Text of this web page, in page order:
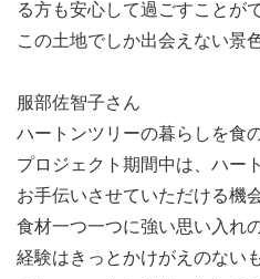
9月23日(火)：
ふるさと祭り
9月24日(水)：
摩周湖＆阿寒湖
9月25日(木)：
最終日。鶴居
へ。
※プラン内容は、メンバー確
んに鶴居村で経験してみたい
めて教えていただいたのち、
る方も安心して過ごすことが
この土地でしか出会えない景
服部佐智子さん
ハートンツリーの暮らしを食
プロジェクト期間中は、ハー
お手伝いさせていただける機
食材一つ一つに強い思い入れ
経験はきっとかけがえのない